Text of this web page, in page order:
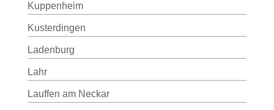
Kuppenheim
Kusterdingen
Ladenburg
Lahr
Lauffen am Neckar